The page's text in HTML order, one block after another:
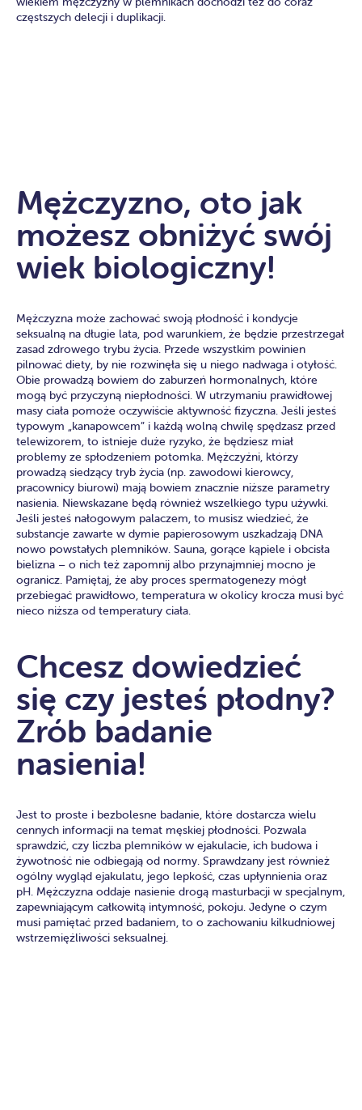
częstszych delecji i duplikacji.
Mężczyzno, oto jak
możesz obniżyć swój
wiek biologiczny!
Mężczyzna może zachować swoją płodność i kondycje
seksualną na długie lata, pod warunkiem, że będzie przestrzegał
zasad zdrowego trybu życia. Przede wszystkim powinien
pilnować diety, by nie rozwinęła się u niego nadwaga i otyłość.
Obie prowadzą bowiem do zaburzeń hormonalnych, które
mogą być przyczyną niepłodności. W utrzymaniu prawidłowej
masy ciała pomoże oczywiście aktywność fizyczna. Jeśli jesteś
typowym „kanapowcem” i każdą wolną chwilę spędzasz przed
telewizorem, to istnieje duże ryzyko, że będziesz miał
problemy ze spłodzeniem potomka. Mężczyźni, którzy
prowadzą siedzący tryb życia (np. zawodowi kierowcy,
pracownicy biurowi) mają bowiem znacznie niższe parametry
nasienia. Niewskazane będą również wszelkiego typu używki.
Jeśli jesteś nałogowym palaczem, to musisz wiedzieć, że
substancje zawarte w dymie papierosowym uszkadzają DNA
nowo powstałych plemników. Sauna, gorące kąpiele i obcisła
bielizna – o nich też zapomnij albo przynajmniej mocno je
ogranicz. Pamiętaj, że aby proces spermatogenezy mógł
przebiegać prawidłowo, temperatura w okolicy krocza musi być
nieco niższa od temperatury ciała.
Chcesz dowiedzieć
się czy jesteś płodny?
Zrób badanie
nasienia!
Jest to proste i bezbolesne badanie, które dostarcza wielu
cennych informacji na temat męskiej płodności. Pozwala
sprawdzić, czy liczba plemników w ejakulacie, ich budowa i
żywotność nie odbiegają od normy. Sprawdzany jest również
ogólny wygląd ejakulatu, jego lepkość, czas upłynnienia oraz
pH. Mężczyzna oddaje nasienie drogą masturbacji w specjalnym,
zapewniającym całkowitą intymność, pokoju. Jedyne o czym
musi pamiętać przed badaniem, to o zachowaniu kilkudniowej
wstrzemięźliwości seksualnej.